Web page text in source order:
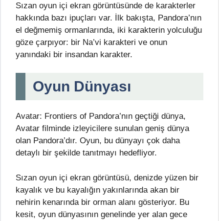
Sızan oyun içi ekran görüntüsünde de karakterler
hakkında bazı ipuçları var. İlk bakışta, Pandora’nın
el değmemiş ormanlarında, iki karakterin yolculuğu
göze çarpıyor: bir Na’vi karakteri ve onun
yanındaki bir insandan karakter.
Oyun Dünyası
Avatar: Frontiers of Pandora’nın geçtiği dünya,
Avatar filminde izleyicilere sunulan geniş dünya
olan Pandora’dır. Oyun, bu dünyayı çok daha
detaylı bir şekilde tanıtmayı hedefliyor.
Sızan oyun içi ekran görüntüsü, denizde yüzen bir
kayalık ve bu kayalığın yakınlarında akan bir
nehirin kenarında bir orman alanı gösteriyor. Bu
kesit, oyun dünyasının genelinde yer alan gece